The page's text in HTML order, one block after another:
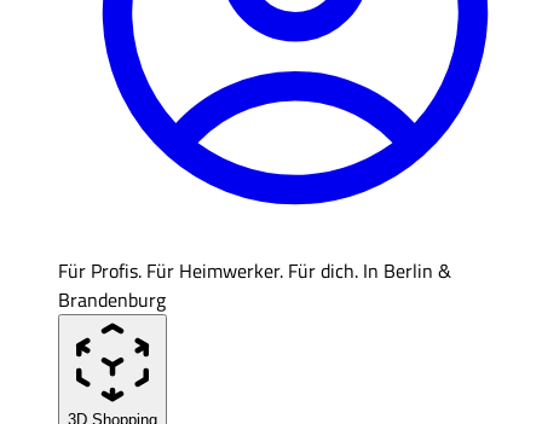
Für Profis. Für Heimwerker. Für dich. In Berlin &
Brandenburg
3D Shopping